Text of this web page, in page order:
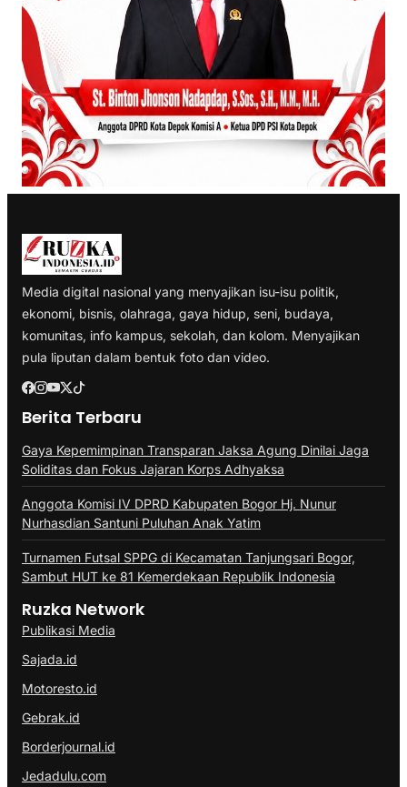
Media digital nasional yang menyajikan isu-isu politik,
ekonomi, bisnis, olahraga, gaya hidup, seni, budaya,
komunitas, info kampus, sekolah, dan kolom. Menyajikan
pula liputan dalam bentuk foto dan video.
Berita Terbaru
Gaya Kepemimpinan Transparan Jaksa Agung Dinilai Jaga
Soliditas dan Fokus Jajaran Korps Adhyaksa
Anggota Komisi IV DPRD Kabupaten Bogor Hj. Nunur
Nurhasdian Santuni Puluhan Anak Yatim
Turnamen Futsal SPPG di Kecamatan Tanjungsari Bogor,
Sambut HUT ke 81 Kemerdekaan Republik Indonesia
Ruzka Network
Publikasi Media
Sajada.id
Motoresto.id
Gebrak.id
Borderjournal.id
Jedadulu.com